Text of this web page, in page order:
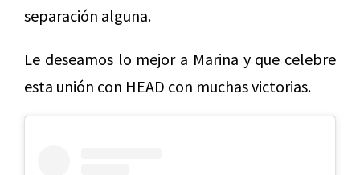
separación alguna.
Le deseamos lo mejor a Marina y que celebre
esta unión con HEAD con muchas victorias.